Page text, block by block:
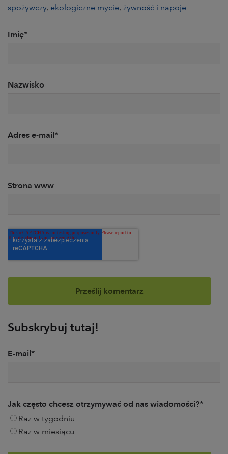
spożywczy, ekologiczne mycie, żywność i napoje
Imię*
Nazwisko
Adres e-mail*
Strona www
Subskrybuj tutaj!
E-mail*
Jak często chcesz otrzymywać od nas wiadomości?*
Raz w tygodniu
Raz w miesiącu